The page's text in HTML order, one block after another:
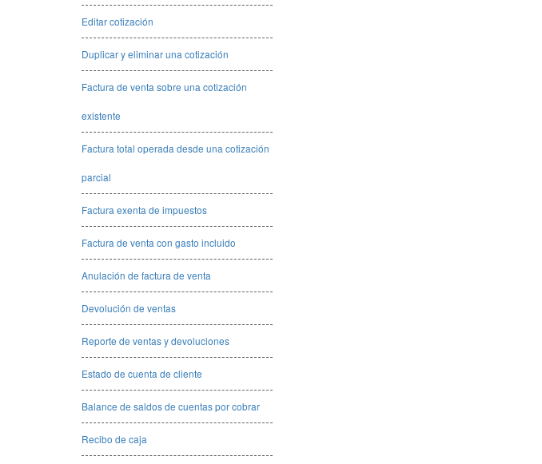
Editar cotización
Duplicar y eliminar una cotización
Factura de venta sobre una cotización
existente
Factura total operada desde una cotización
parcial
Factura exenta de impuestos
Factura de venta con gasto incluido
Anulación de factura de venta
Devolución de ventas
Reporte de ventas y devoluciones
Estado de cuenta de cliente
Balance de saldos de cuentas por cobrar
Recibo de caja